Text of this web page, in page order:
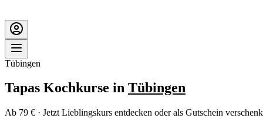
Tübingen
Tapas Kochkurse in Tübingen
Ab 79 € · Jetzt Lieblingskurs entdecken oder als Gutschein